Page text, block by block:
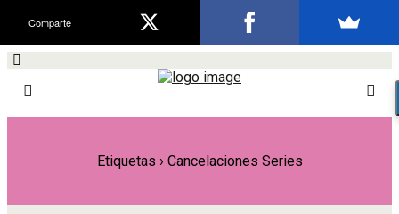
Etiquetas › Cancelaciones Series
Comparte